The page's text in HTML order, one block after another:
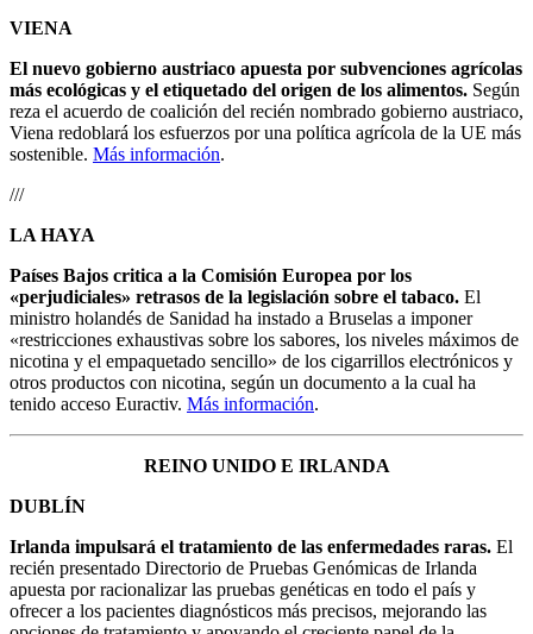
VIENA
El nuevo gobierno austriaco apuesta por subvenciones agrícolas
más ecológicas y el etiquetado del origen de los alimentos. Según
reza el acuerdo de coalición del recién nombrado gobierno austriaco,
Viena redoblará los esfuerzos por una política agrícola de la UE más
sostenible. Más información.
///
LA HAYA
Países Bajos critica a la Comisión Europea por los
«perjudiciales» retrasos de la legislación sobre el tabaco. El
ministro holandés de Sanidad ha instado a Bruselas a imponer
«restricciones exhaustivas sobre los sabores, los niveles máximos de
nicotina y el empaquetado sencillo» de los cigarrillos electrónicos y
otros productos con nicotina, según un documento a la cual ha
tenido acceso Euractiv. Más información.
REINO UNIDO E IRLANDA
DUBLÍN
Irlanda impulsará el tratamiento de las enfermedades raras. El
recién presentado Directorio de Pruebas Genómicas de Irlanda
apuesta por racionalizar las pruebas genéticas en todo el país y
ofrecer a los pacientes diagnósticos más precisos, mejorando las